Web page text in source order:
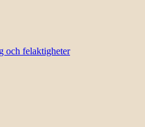
och felaktigheter